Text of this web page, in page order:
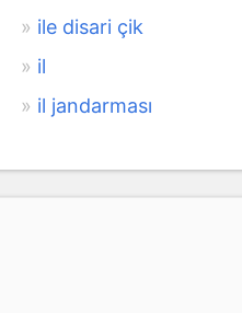
ile disari çik
il
il jandarması